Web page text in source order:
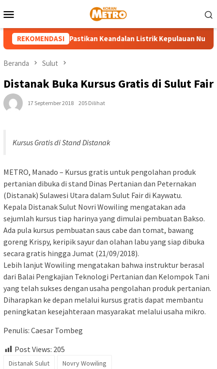
ke
Mobile
REKOMENDASI
UP3 Tahuna Pastikan Keandalan Listrik Kepulauan Nusa
Beranda Sulut
Distanak Buka Kursus Gratis di Sulut Fair
17 September 2018 205 Dilihat
Kursus Gratis di Stand Distanak
METRO, Manado – Kursus gratis untuk pengolahan produk
pertanian dibuka di stand Dinas Pertanian dan Peternakan
(Distanak) Sulawesi Utara dalam Sulut Fair di Kaywatu.
Kepala Distanak Sulut Novri Wowiling mengatakan ada
sejumlah kursus tiap harinya yang dimulai pembuatan Bakso.
Ada pula kursus pembuatan saus cabe dan tomat, bawang
goreng Krispy, keripik sayur dan olahan labu yang siap dibuka
secara gratis hingga Jumat (21/09/2018).
Lebih lanjut Wowiling mengatakan bahwa instruktur berasal
dari Balai Pengkajian Teknologi Pertanian dan Kelompok Tani
yang telah sukses dengan usaha pengolahan produk pertanian.
Diharapkan ke depan melalui kursus gratis dapat membantu
peningkatan kesejahteraan masyarakat melalui usaha mikro.
Penulis: Caesar Tombeg
Post Views: 205
Distanak Sulut Novry Wowiling